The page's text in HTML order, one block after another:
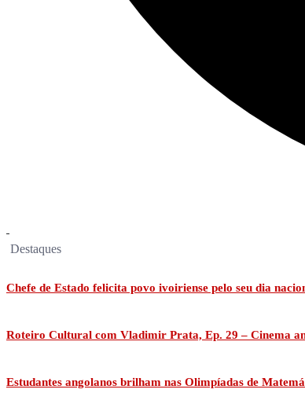
Destaques
Chefe de Estado felicita povo ivoiriense pelo seu dia
Roteiro Cultural com Vladimir Prata, Ep. 29 – Cinema
Estudantes angolanos brilham nas Olimpíadas de